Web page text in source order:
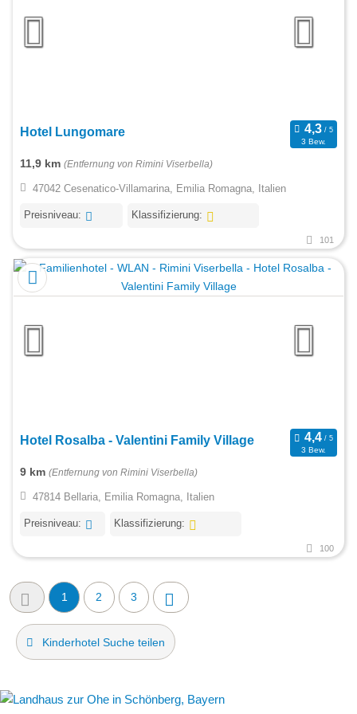
Hotel Lungomare
3 Bew.
11,9 km (Entfernung von Rimini Viserbella)
47042 Cesenatico-Villamarina, Emilia Romagna, Italien
Preisniveau: Klassifizierung:
101
Hotel Rosalba - Valentini Family Village
3 Bew.
9 km (Entfernung von Rimini Viserbella)
47814 Bellaria, Emilia Romagna, Italien
Preisniveau: Klassifizierung:
100
1 2 3
Kinderhotel Suche teilen